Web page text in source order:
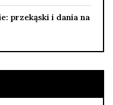
przekąski i dania na